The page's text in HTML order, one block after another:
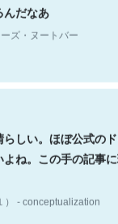
ズ・ヌートバー
しい。ほぼ公式の
ね。この手の記事
- conceptualization